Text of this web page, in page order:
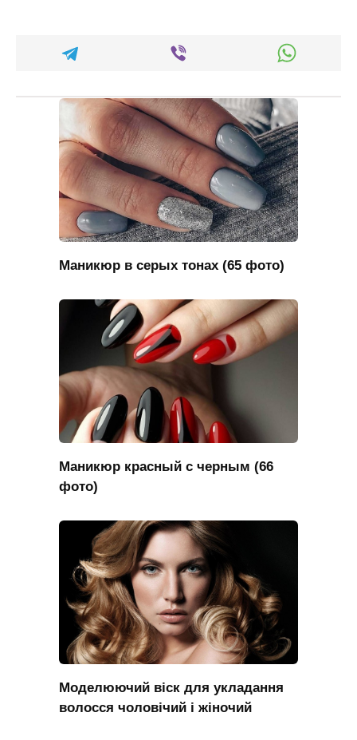
Маникюр в серых тонах (65 фото)
Маникюр красный с черным (66
фото)
Моделюючий віск для укладання
волосся чоловічий і жіночий